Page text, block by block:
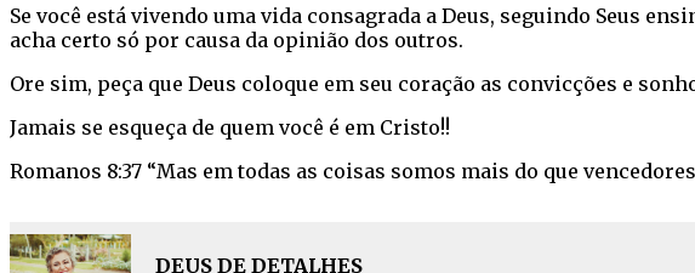
Se você está vivendo uma vida consagrada a Deus, seguindo Seus
acha certo só por causa da opinião dos outros.
Ore sim, peça que Deus coloque em seu coração as convicções e
Jamais se esqueça de quem você é em Cristo!!
Romanos 8:37 “Mas em todas as coisas somos mais do que
DEUS DE DETALHES